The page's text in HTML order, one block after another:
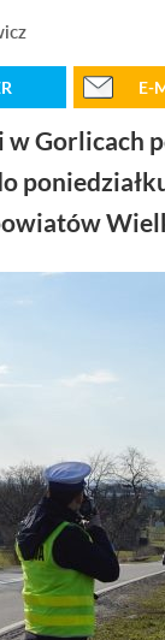
E-
Gorlicach